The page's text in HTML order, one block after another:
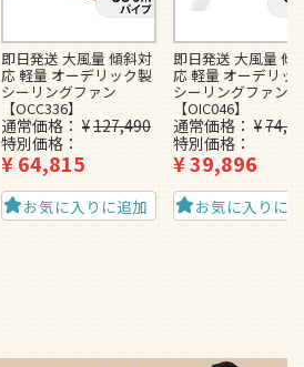
即日発送 大風量 傾斜対
応 軽量 オーデリック製
シーリングファン
【OCC336】
通常価格 ¥127,490
特別価格
¥64,815
お気に入りに追加
即日発送 大風量 傾
応 軽量 オーデリッ
シーリングファン
【OIC046】
通常価格 ¥
特別価格
¥39,896
お気に入りに